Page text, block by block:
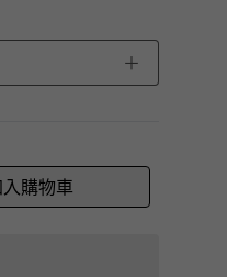
＋
購物車